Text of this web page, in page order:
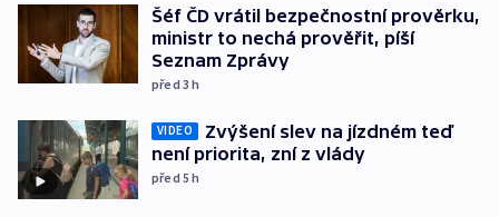
Šéf ČD vrátil bezpečnostní prověrku,
ministr to nechá prověřit, píší
Seznam Zprávy
před 3h
VIDEO
Zvýšení slev na jízdném teď
není priorita, zní z vlády
před 5h